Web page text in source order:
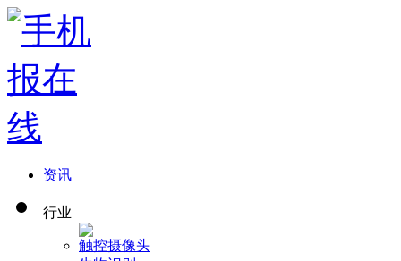
资讯
行业
触控摄像头